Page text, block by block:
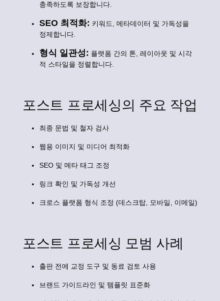
충족하도록 보장합니다.
SEO 최적화: 키워드, 메타데이터 및 가독성을
정제합니다.
형식 일관성: 플랫폼 간의 톤, 레이아웃 및 시각
적 스타일을 정렬합니다.
포스트 프로세싱의 주요 작업
최종 문법 및 철자 검사
웹용 이미지 및 미디어 최적화
SEO 및 메타 태그 조정
링크 확인 및 가독성 개선
크로스 플랫폼 형식 조정 (데스크탑, 모바일, 이메일)
포스트 프로세싱 모범 사례
출판 전에 교정 도구 및 동료 검토 사용
브랜드 가이드라인 및 템플릿 표준화